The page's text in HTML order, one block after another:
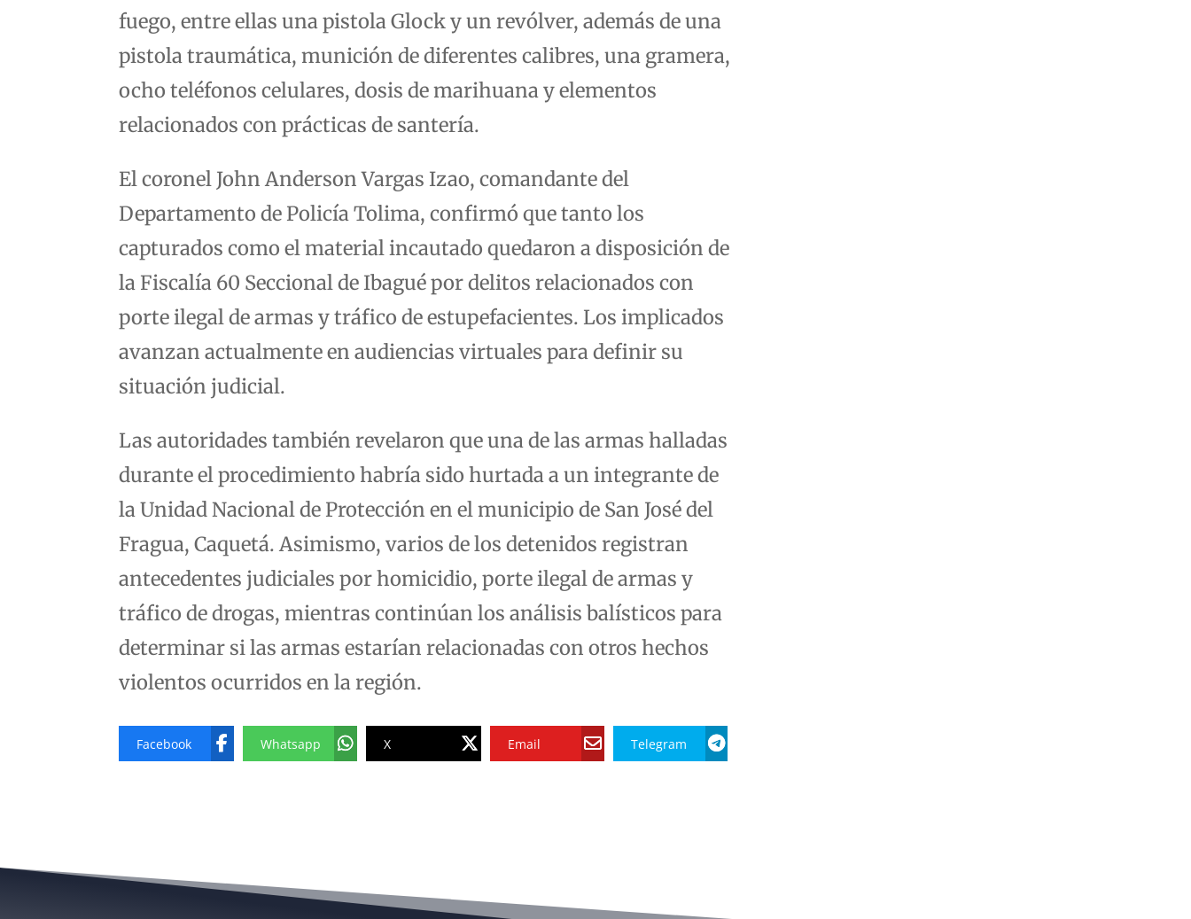
fuego, entre ellas una pistola Glock y un revólver, además de una
pistola traumática, munición de diferentes calibres, una gramera,
ocho teléfonos celulares, dosis de marihuana y elementos
relacionados con prácticas de santería.
El coronel John Anderson Vargas Izao, comandante del
Departamento de Policía Tolima, confirmó que tanto los
capturados como el material incautado quedaron a disposición de
la Fiscalía 60 Seccional de Ibagué por delitos relacionados con
porte ilegal de armas y tráfico de estupefacientes. Los implicados
avanzan actualmente en audiencias virtuales para definir su
situación judicial.
Las autoridades también revelaron que una de las armas halladas
durante el procedimiento habría sido hurtada a un integrante de
la Unidad Nacional de Protección en el municipio de San José del
Fragua, Caquetá. Asimismo, varios de los detenidos registran
antecedentes judiciales por homicidio, porte ilegal de armas y
tráfico de drogas, mientras continúan los análisis balísticos para
determinar si las armas estarían relacionadas con otros hechos
violentos ocurridos en la región.
Facebook Whatsapp X Email Telegram